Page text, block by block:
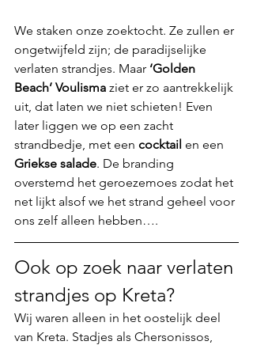
We staken onze zoektocht. Ze zullen er
ongetwijfeld zijn; de paradijselijke
verlaten strandjes. Maar ‘Golden
Beach’ Voulisma ziet er zo aantrekkelijk
uit, dat laten we niet schieten! Even
later liggen we op een zacht
strandbedje, met een cocktail en een
Griekse salade. De branding
overstemd het geroezemoes zodat het
net lijkt alsof we het strand geheel voor
ons zelf alleen hebben….
Ook op zoek naar verlaten
strandjes op Kreta?
Wij waren alleen in het oostelijk deel
van Kreta. Stadjes als Chersonissos,